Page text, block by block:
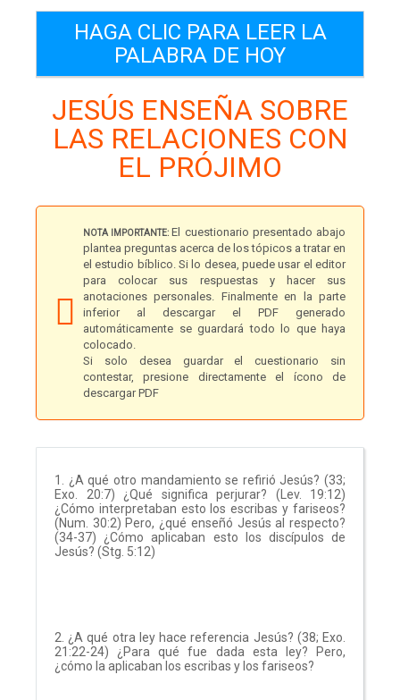
HAGA CLIC PARA LEER LA
PALABRA DE HOY
JESÚS ENSEÑA SOBRE
LAS RELACIONES CON
EL PRÓJIMO
NOTA IMPORTANTE: El cuestionario presentado abajo
plantea preguntas acerca de los tópicos a tratar en
el estudio bíblico. Si lo desea, puede usar el editor
para colocar sus respuestas y hacer sus
anotaciones personales. Finalmente en la parte
inferior al descargar el PDF generado
automáticamente se guardará todo lo que haya
colocado.
Si solo desea guardar el cuestionario sin
contestar, presione directamente el ícono de
descargar PDF
1. ¿A qué otro mandamiento se refirió Jesús? (33;
Exo. 20:7) ¿Qué significa perjurar? (Lev. 19:12)
¿Cómo interpretaban esto los escribas y fariseos?
(Num. 30:2) Pero, ¿qué enseñó Jesús al respecto?
(34-37) ¿Cómo aplicaban esto los discípulos de
Jesús? (Stg. 5:12)
2. ¿A qué otra ley hace referencia Jesús? (38; Exo.
21:22-24) ¿Para qué fue dada esta ley? Pero,
¿cómo la aplicaban los escribas y los fariseos?